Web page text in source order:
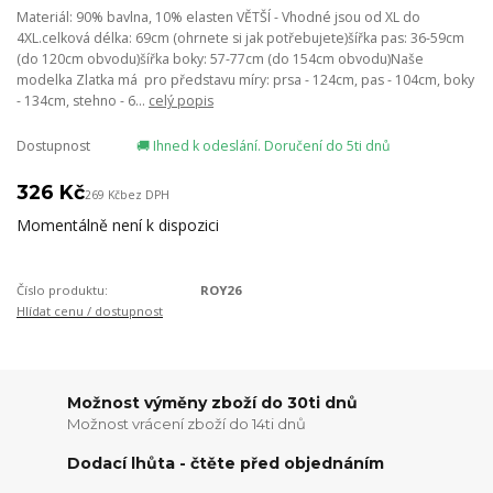
Materiál: 90% bavlna, 10% elasten VĚTŠÍ - Vhodné jsou od XL do
4XL.celková délka: 69cm (ohrnete si jak potřebujete)šířka pas: 36-59cm
(do 120cm obvodu)šířka boky: 57-77cm (do 154cm obvodu)Naše
modelka Zlatka má pro představu míry: prsa - 124cm, pas - 104cm, boky
- 134cm, stehno - 6... celý popis
Dostupnost 🚚 Ihned k odeslání. Doručení do 5ti dnů
326 Kč269 Kčbez DPH
Momentálně není k dispozici
Číslo produktu:
ROY26
Hlídat cenu / dostupnost
Možnost výměny zboží do 30ti dnů
Možnost vrácení zboží do 14ti dnů
Dodací lhůta - čtěte před objednáním